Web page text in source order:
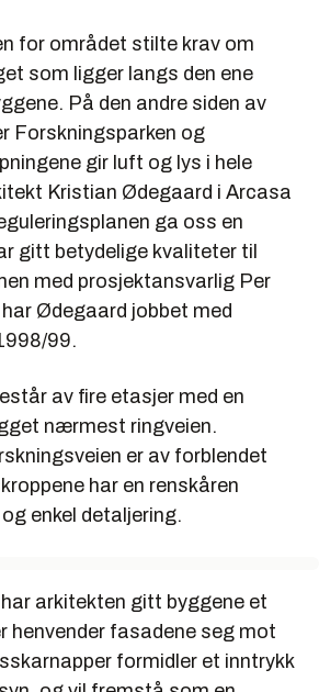
for området stilte krav om
som ligger langs den ene
På den andre siden av
Forskningsparken og
gir luft og lys i hele
Kristian Ødegaard i Arcasa
ga oss en
gitt betydelige kvaliteter til
med prosjektansvarlig Per
Ødegaard jobbet med
99.
av fire etasjer med en
nærmest ringveien.
er av forblendet
har en renskåren
enkel detaljering.
arkitekten gitt byggene et
henvender fasadene seg mot
formidler et inntrykk